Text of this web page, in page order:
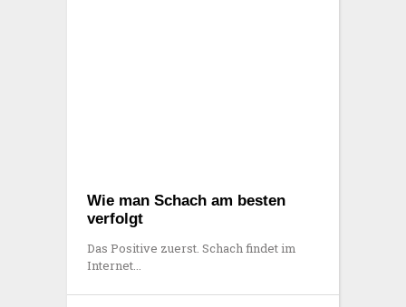
Wie man Schach am besten
verfolgt
Das Positive zuerst. Schach findet im
Internet